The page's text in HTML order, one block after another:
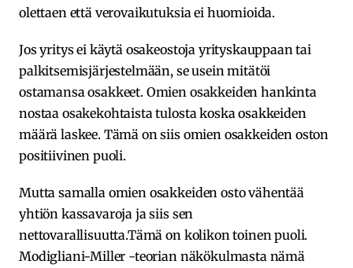
olettaen että verovaikutuksia ei huomioida.
Jos yritys ei käytä osakeostoja yrityskauppaan tai
palkitsemisjärjestelmään, se usein mitätöi
ostamansa osakkeet. Omien osakkeiden hankinta
nostaa osakekohtaista tulosta koska osakkeiden
määrä laskee. Tämä on siis omien osakkeiden oston
positiivinen puoli.
Mutta samalla omien osakkeiden osto vähentää
yhtiön kassavaroja ja siis sen
nettovarallisuutta.Tämä on kolikon toinen puoli.
Modigliani-Miller -teorian näkökulmasta nämä